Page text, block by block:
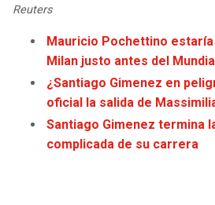
TITANS
COWBOYS
GIANTS
WARRIORS
CLIPPERS
LAKERS
Reuters
Mauricio Pochettino
Milan justo antes del
¿Santiago Gimenez en
oficial la salida de
Santiago Gimenez termina
complicada de su carrera